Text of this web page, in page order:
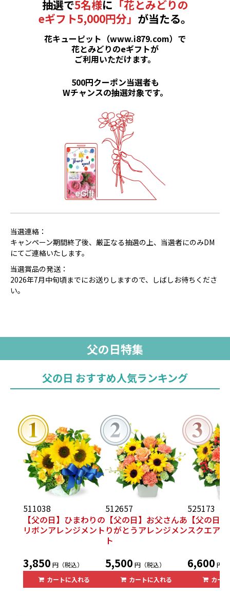
抽選で5名様に 「花とみどりの
eギフト5,000円分」 が当たる。
花キューピット（www.i879.com）で
花とみどりのeギフトが
ご利用いただけます。
500円クーポン当選者も
Wチャンスの抽選対象です。
当選連絡：
キャンペーン期間終了後、厳正なる抽選の上、当選者にのみDM
にてご連絡いたします。
当選賞品の発送：
2026年7月中旬頃までにお送りしますので、しばしお待ちくださ
い。
父の日特集
父の日 おすすめ人気ランキング
511038
【父の日】ひまわりの
リボンアレンジメント
3,850 円（税込）
カートに入れる
512657
【父の日】お父さんあ
りがとうアレンジメン
ト
5,500 円（税込）
カートに入れる
525173
【父の日
スクエア
6,600 円
カー